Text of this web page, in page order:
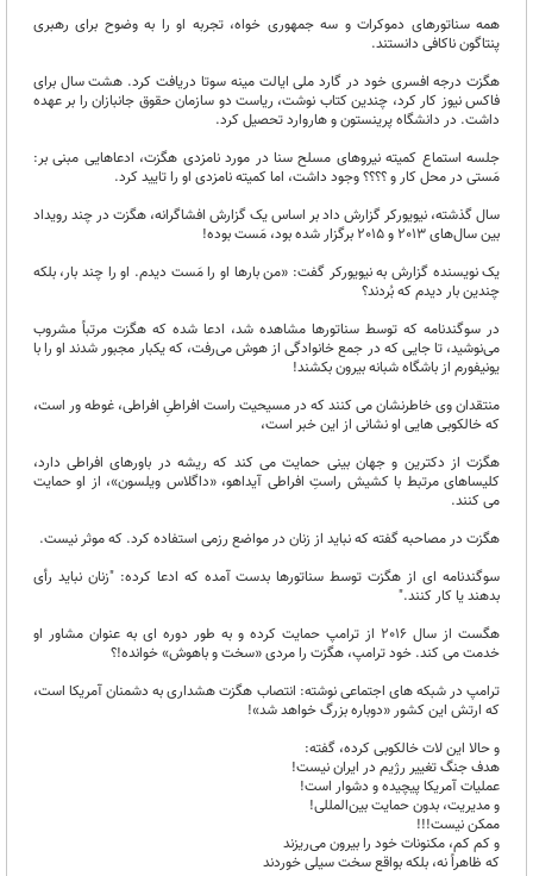
همه سناتورهای دموکرات و سه جمهوری خواه، تجربه او را به وضوح برای رهبری
پنتاگون ناکافی دانستند.
هگزت درجه افسری خود در گارد ملی ایالت مینه سوتا دریافت کرد. هشت سال برای
فاکس نیوز کار کرد، چندین کتاب نوشت، ریاست دو سازمان حقوق جانبازان را بر عهده
داشت. در دانشگاه پرینستون و هاروارد تحصیل کرد.
جلسه استماع کمیته نیروهای مسلح سنا در مورد نامزدی هگزت، ادعاهایی مبنی بر:
مَستی در محل کار و ؟؟؟؟ وجود داشت، اما کمیته نامزدی او را تایید کرد.
سال گذشته، نیویورکر گزارش داد بر اساس یک گزارش افشاگرانه، هگزت در چند رویداد
بین سال‌های 2013 و 2015 برگزار شده بود، مَست بوده!
یک نویسنده گزارش به نیویورکر گفت: «من بارها او را مَست دیدم. او را چند بار، بلکه
چندین بار دیدم که بُردند؟
در سوگندنامه که توسط سناتورها مشاهده شد، ادعا شده که هگزت مرتباً مشروب
می‌نوشید، تا جایی که در جمع‌ خانوادگی از هوش می‌رفت، که یکبار مجبور شدند او را با
یونیفورم از باشگاه شبانه بیرون بکشند!
منتقدان وی خاطرنشان می کنند که در مسیحیت راست افراطیِ افراطی، غوطه ور است،
که خالکوبی هایی او نشانی از این خبر است،
هگزت از دکترین و جهان بینی حمایت می کند که ریشه در باورهای افراطی دارد،
کلیساهای مرتبط با کشیش راستِ افراطی آیداهو، «داگلاس ویلسون»، از او حمایت
می کنند.
هگزت در مصاحبه گفته که نباید از زنان در مواضع رزمی استفاده کرد. که موثر نیست.
سوگندنامه ای از هگزت توسط سناتورها بدست آمده که ادعا کرده: "زنان نباید رأی
بدهند یا کار کنند."
هگست از سال 2016 از ترامپ حمایت کرده و به طور دوره ای به عنوان مشاور او
خدمت می کند. خود ترامپ، هگزت را مردی «سخت و باهوش» خوانده!؟
ترامپ در شبکه های اجتماعی نوشته: انتصاب هگزت هشداری به دشمنان آمریکا است،
که ارتش این کشور «دوباره بزرگ خواهد شد»!
و حالا این لات خالکوبی کرده، گفته:
هدف جنگ تغییر رژیم در ایران نیست!
عملیات‌ آمریکا پیچیده و دشوار است!
و مدیریت، بدون حمایت بین‌المللی!
ممکن نیست!!!
و کم کم، مکنونات خود را بیرون می‌ریزند
که ظاهراً نه، بلکه بواقع سخت سیلی خوردند